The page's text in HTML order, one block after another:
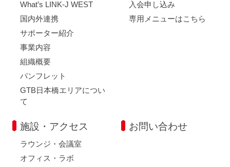
What’s LINK-J WEST
国内外連携
サポーター紹介
事業内容
組織概要
パンフレット
GTB日本橋エリアについ
て
入会申し込み
専用メニューはこちら
施設・アクセス
ラウンジ・会議室
オフィス・ラボ
お問い合わせ